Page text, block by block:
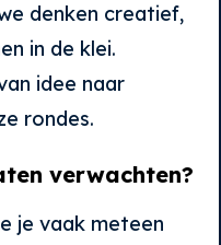
denken creatief,
in de klei.
idee naar
rondes.
verwachten?
je vaak meteen